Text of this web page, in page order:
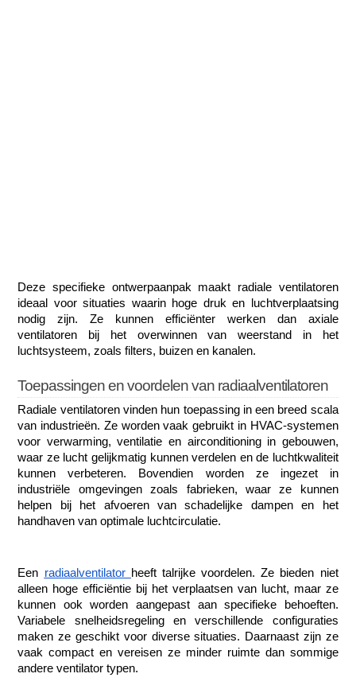
Deze specifieke ontwerpaanpak maakt radiale ventilatoren
ideaal voor situaties waarin hoge druk en luchtverplaatsing
nodig zijn. Ze kunnen efficiënter werken dan axiale
ventilatoren bij het overwinnen van weerstand in het
luchtsysteem, zoals filters, buizen en kanalen.
Toepassingen en voordelen van radiaalventilatoren
Radiale ventilatoren vinden hun toepassing in een breed scala
van industrieën. Ze worden vaak gebruikt in HVAC-systemen
voor verwarming, ventilatie en airconditioning in gebouwen,
waar ze lucht gelijkmatig kunnen verdelen en de luchtkwaliteit
kunnen verbeteren. Bovendien worden ze ingezet in
industriële omgevingen zoals fabrieken, waar ze kunnen
helpen bij het afvoeren van schadelijke dampen en het
handhaven van optimale luchtcirculatie.
Een radiaalventilator heeft talrijke voordelen. Ze bieden niet
alleen hoge efficiëntie bij het verplaatsen van lucht, maar ze
kunnen ook worden aangepast aan specifieke behoeften.
Variabele snelheidsregeling en verschillende configuraties
maken ze geschikt voor diverse situaties. Daarnaast zijn ze
vaak compact en vereisen ze minder ruimte dan sommige
andere ventilator typen.